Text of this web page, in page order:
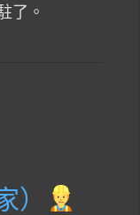
了。
）